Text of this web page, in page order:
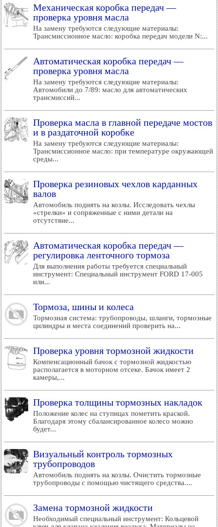
Механическая коробка передач —
проверка уровня масла
На замену требуются следующие материалы:
Трансмиссионное масло: коробка передач модели N:...
Автоматическая коробка передач —
проверка уровня масла
На замену требуются следующие материалы:
Автомобили до 7/89: масло для автоматических
трансмиссий...
Проверка масла в главной передаче мостов
и в раздаточной коробке
На замену требуются следующие материалы:
Трансмиссионное масло: при температуре окружающей
среды...
Проверка резиновых чехлов карданных
валов
Автомобиль поднять на козлы. Исследовать чехлы
«стрелки» и сопряженные с ними детали на
отсутствие...
Автоматическая коробка передач —
регулировка ленточного тормоза
Для выполнения работы требуется специальный
инструмент: Специальный инструмент FORD 17-005
или...
Тормоза, шины и колеса
Тормозная система: трубопроводы, шланги, тормозные
цилиндры и места соединений проверить на...
Проверка уровня тормозной жидкости
Компенсационный бачок с тормозной жидкостью
располагается в моторном отсеке. Бачок имеет 2
камеры,...
Проверка толщины тормозных накладок
Положение колес на ступицах пометить краской.
Благодаря этому сбалансированное колесо можно
будет...
Визуальный контроль тормозных
трубопроводов
Автомобиль поднять на козлы. Очистить тормозные
трубопроводы с помощью чистящего средства....
Замена тормозной жидкости
Необходимый специальный инструмент: Кольцевой